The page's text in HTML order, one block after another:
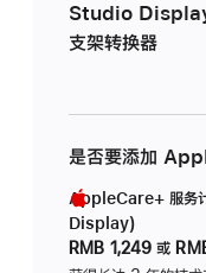
Studio Display
支架转换器
是否要添加
AppleCare+ 服务
Display)
RMB 1,249 或